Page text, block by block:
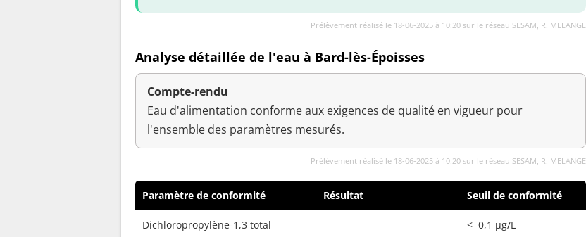
Prélèvement réalisé le 18-06-2025 à 10:20 sur le réseau SESAM, R. MELANGE
Analyse détaillée de l'eau à Bard-lès-Époisses
Compte-rendu
Eau d'alimentation conforme aux exigences de qualité en vigueur pour
l'ensemble des paramètres mesurés.
Prélèvement réalisé le 18-06-2025 à 10:20 sur le réseau SESAM, R. MELANGE
Paramètre de conformité Résultat Seuil de conformité
Dichloropropylène-1,3 total <=0,1 µg/L